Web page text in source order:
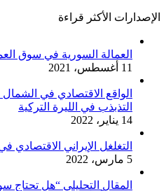
الإصدارات الأكثر قراءة
العمالة السورية في سوق
11 أغسطس، 2021
الواقع الاقتصادي في
التذبذب في الليرة التركية
14 يناير، 2022
التغلغل الإيراني الاقتصادي في
5 مارس، 2022
المقال التحليلي “هل تحتاج